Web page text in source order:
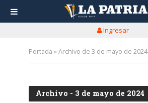
Ingresar
Portada »Archivo de 3 de mayo de 2024
Archivo - 3 de mayo de 2024